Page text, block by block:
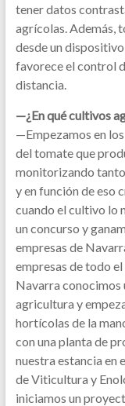
tener datos
agrícolas. Además,
desde un
favorece el control
distancia.
—¿En qué cultivos
—Empezamos en
del tomate que
monitorizando
y en función de eso
cuando el cultivo lo
un concurso y
empresas de
empresas de todo
Navarra conocimos
agricultura y
hortícolas de la
con una planta de
nuestra estancia en
de Viticultura y
iniciamos un